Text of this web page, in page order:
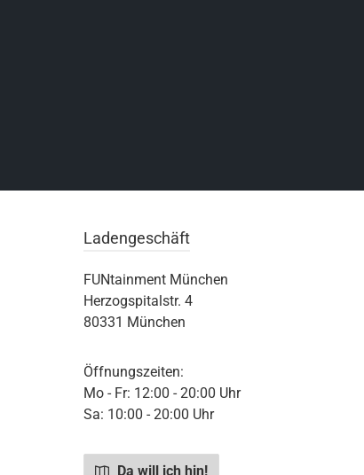
Ladengeschäft
FUNtainment München
Herzogspitalstr. 4
80331 München
Öffnungszeiten:
Mo - Fr: 12:00 - 20:00 Uhr
Sa: 10:00 - 20:00 Uhr
Da will ich hin!